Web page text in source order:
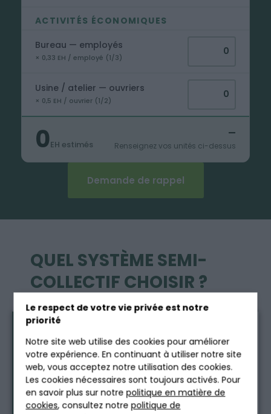
Le respect de votre vie privée est notre
priorité
Notre site web utilise des cookies pour améliorer
votre expérience. En continuant à utiliser notre site
web, vous acceptez notre utilisation des cookies.
Les cookies nécessaires sont toujours activés. Pour
en savoir plus sur notrepolitique en matière de
cookies, consultez notrepolitique de
ACTIVITÉS ÉCONOMIQUES
Bureau — employés
× 0,33 EH / employé (1/3)
Usine / atelier — ouvriers
× 0,5 EH / ouvrier (1/2)
0EH estimés
—
Renseignez vos unités ci-dessus
Demande de rappel
QUEL SYSTÈME SEMI-
COLLECTIF CHOISIR ?
LeTricel Novoest une microstation à
culture fixée immergée aérobie pour
les projets semi-collectifs de21 à 50 EH,
adaptée à l’usage permanent
(hameaux, lotissements, campings).
LeTricel Filtroest un filtre compact à